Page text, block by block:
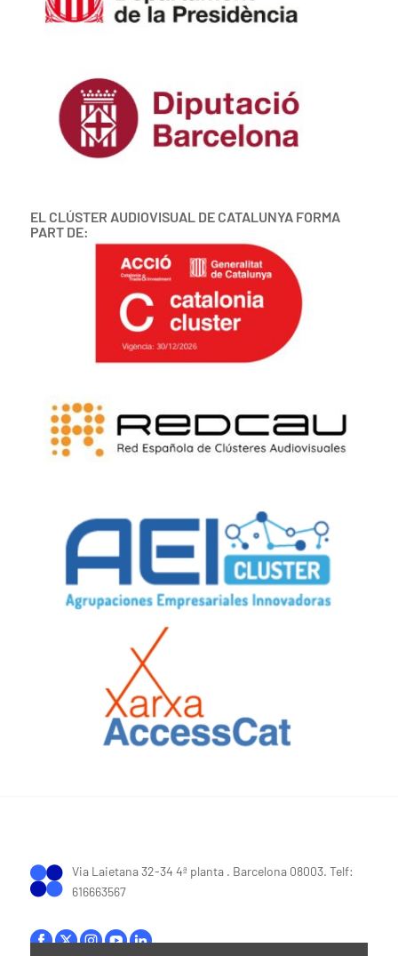
EL CLÚSTER AUDIOVISUAL DE CATALUNYA FORMA
PART DE:
Via Laietana 32-34 4ª planta . Barcelona 08003. Telf:
616663567